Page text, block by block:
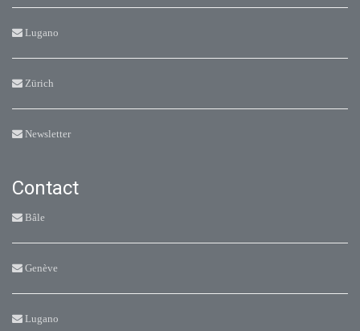
Lugano
Zürich
Newsletter
Contact
Bâle
Genève
Lugano